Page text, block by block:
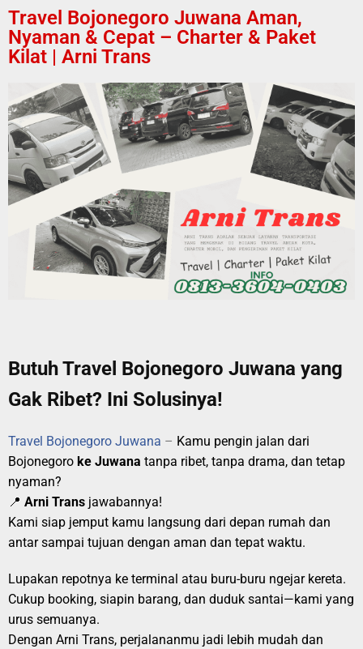
Travel Bojonegoro Juwana Aman,
Nyaman & Cepat – Charter & Paket
Kilat | Arni Trans
Butuh Travel Bojonegoro Juwana yang
Gak Ribet? Ini Solusinya!
Travel Bojonegoro Juwana – Kamu pengin jalan dari
Bojonegoro ke Juwana tanpa ribet, tanpa drama, dan tetap
nyaman?
📍 Arni Trans jawabannya!
Kami siap jemput kamu langsung dari depan rumah dan
antar sampai tujuan dengan aman dan tepat waktu.
Lupakan repotnya ke terminal atau buru-buru ngejar kereta.
Cukup booking, siapin barang, dan duduk santai—kami yang
urus semuanya.
Dengan Arni Trans, perjalananmu jadi lebih mudah dan